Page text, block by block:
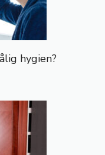
hygien?